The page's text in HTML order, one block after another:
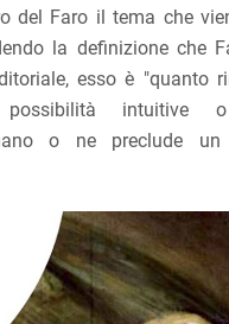
del Faro il tema che
la definizione che
esso è "quanto
intuitive o
o ne preclude un